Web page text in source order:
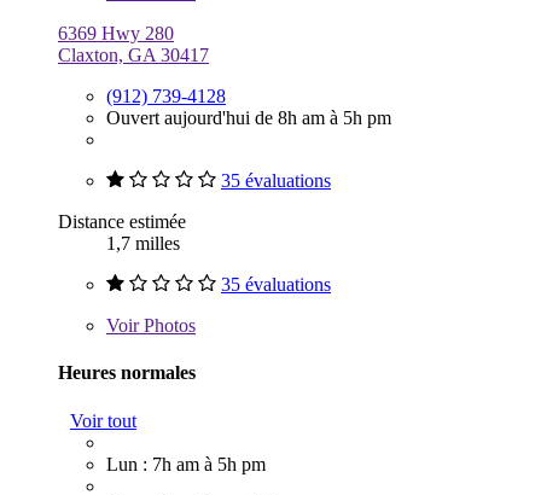
6369 Hwy 280
Claxton, GA 30417
(912) 739-4128
Ouvert aujourd'hui de 8h am à 5h pm
35 évaluations
Distance estimée
1,7 milles
35 évaluations
VoirPhotos
Heures normales
Voir tout
Lun : 7h am à 5h pm